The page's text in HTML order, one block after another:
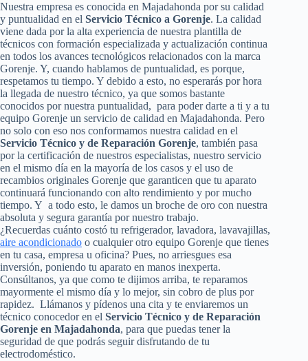
Nuestra empresa es conocida en Majadahonda por su calidad
y puntualidad en el Servicio Técnico a Gorenje. La calidad
viene dada por la alta experiencia de nuestra plantilla de
técnicos con formación especializada y actualización continua
en todos los avances tecnológicos relacionados con la marca
Gorenje. Y, cuando hablamos de puntualidad, es porque,
respetamos tu tiempo. Y debido a esto, no esperarás por hora
la llegada de nuestro técnico, ya que somos bastante
conocidos por nuestra puntualidad, para poder darte a ti y a tu
equipo Gorenje un servicio de calidad en Majadahonda. Pero
no solo con eso nos conformamos nuestra calidad en el
Servicio Técnico y de Reparación Gorenje, también pasa
por la certificación de nuestros especialistas, nuestro servicio
en el mismo día en la mayoría de los casos y el uso de
recambios originales Gorenje que garanticen que tu aparato
continuará funcionando con alto rendimiento y por mucho
tiempo. Y a todo esto, le damos un broche de oro con nuestra
absoluta y segura garantía por nuestro trabajo.
¿Recuerdas cuánto costó tu refrigerador, lavadora, lavavajillas,
aire acondicionado o cualquier otro equipo Gorenje que tienes
en tu casa, empresa u oficina? Pues, no arriesgues esa
inversión, poniendo tu aparato en manos inexperta.
Consúltanos, ya que como te dijimos arriba, te reparamos
mayormente el mismo día y lo mejor, sin cobro de plus por
rapidez. Llámanos y pídenos una cita y te enviaremos un
técnico conocedor en el Servicio Técnico y de Reparación
Gorenje en Majadahonda, para que puedas tener la
seguridad de que podrás seguir disfrutando de tu
electrodoméstico.